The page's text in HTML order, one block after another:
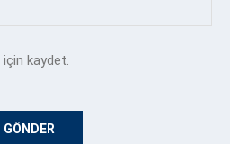
kaydet.